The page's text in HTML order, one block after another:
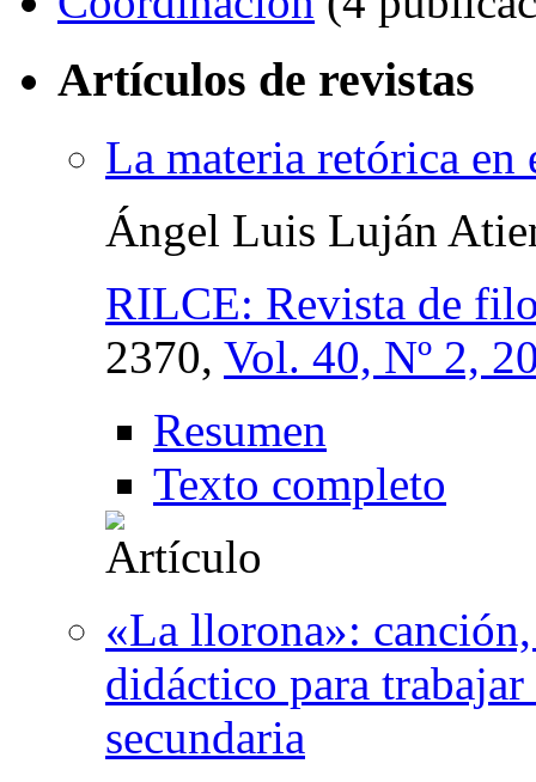
Artículos de revistas
La materia retórica en
Ángel Luis Luján
RILCE: Revista de
2370, Vol. 40, Nº 2,
Resumen
Texto completo
«La llorona»:
didáctico para
secundaria